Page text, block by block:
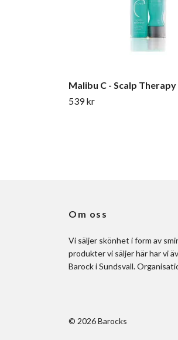
Malibu C - Scalp
539 kr
Om oss
Vi säljer skönhet i form av
produkter vi säljer här har vi
Barock i Sundsvall.
© 2026 Barocks